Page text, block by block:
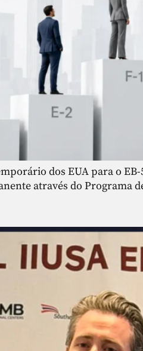
dos EUA para o
através do Programa